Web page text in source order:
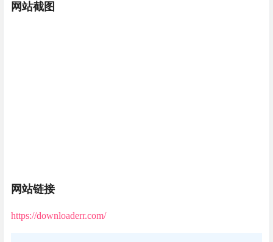
网站截图
网站链接
https://downloaderr.com/